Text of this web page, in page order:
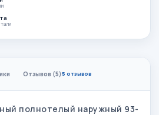
Отзывов (5)5 отзывов
полнотелый наружный 93-